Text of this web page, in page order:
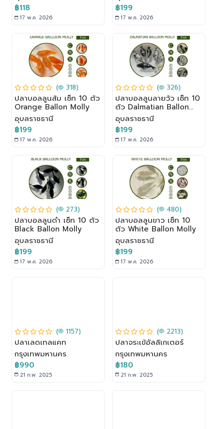
฿118
17 พ.ค. 2026
฿199
17 พ.ค. 2026
( 318)
ปลาบอลลูนส้ม เซ็ท 10 ตัว
Orange Ballon Molly
อุบลราชธานี
฿199
17 พ.ค. 2026
( 326)
ปลาบอลลูนลายวัว เซ็ท 10
ตัว Dalmatian Ballon
Molly
อุบลราชธานี
฿199
17 พ.ค. 2026
( 273)
ปลาบอลลูนดำ เซ็ท 10 ตัว
Black Ballon Molly
อุบลราชธานี
฿199
17 พ.ค. 2026
( 480)
ปลาบอลลูนขาว เซ็ท 10
ตัว White Ballon Molly
อุบลราชธานี
฿199
17 พ.ค. 2026
( 1157)
ปลาเลดเทลแคท
กรุงเทพมหานคร
฿990
21 ก.พ. 2025
( 2213)
ปลาจระเข้อัลลิเกเตอร์
กรุงเทพมหานคร
฿180
21 ก.พ. 2025